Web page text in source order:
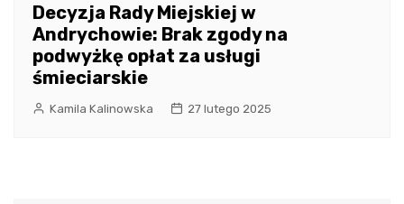
Decyzja Rady Miejskiej w
Andrychowie: Brak zgody na
podwyżkę opłat za usługi
śmieciarskie
Kamila Kalinowska 27 lutego 2025